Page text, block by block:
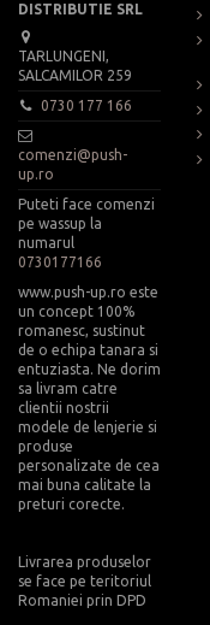
DISTRIBUTIE SRL
TARLUNGENI,
SALCAMILOR 259
0730 177 166
comenzi@push-
up.ro
Puteti face comenzi
pe wassup la
numarul
0730177166
www.push-up.ro este
un concept 100%
romanesc, sustinut
de o echipa tanara si
entuziasta. Ne dorim
sa livram catre
clientii nostrii
modele de lenjerie si
produse
personalizate de cea
mai buna calitate la
preturi corecte.
Livrarea produselor
se face pe teritoriul
Romaniei prin DPD